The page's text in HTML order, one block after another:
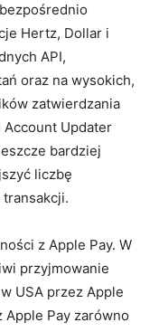
Hertz, Dollar i
API,
oraz na wysokich,
zatwierdzania
Account Updater
bardziej
liczbę
z Apple Pay. W
przyjmowanie
USA przez Apple
Apple Pay zarówno